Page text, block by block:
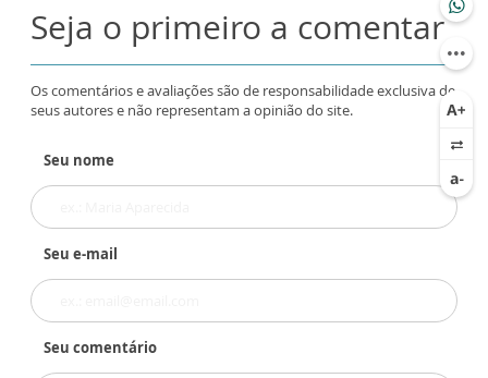
Seja o primeiro a comentar
Os comentários e avaliações são de responsabilidade exclusiva de
seus autores e não representam a opinião do site.
Seu nome
Seu e-mail
Seu comentário